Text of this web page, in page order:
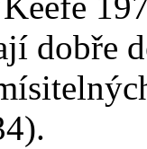
dobře